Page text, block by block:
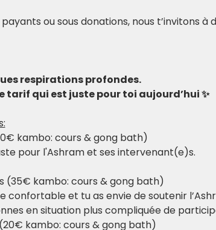
ou sous donations, nous t’invitons
respirations profondes.
tarif qui est juste pour toi aujourd’hui ✨
kambo: cours & gong bath)
pour l'Ashram et ses intervenant(e)s.
(35€ kambo: cours & gong bath)
confortable et tu as envie de soutenir
en situation plus compliquée de
kambo: cours & gong bath)